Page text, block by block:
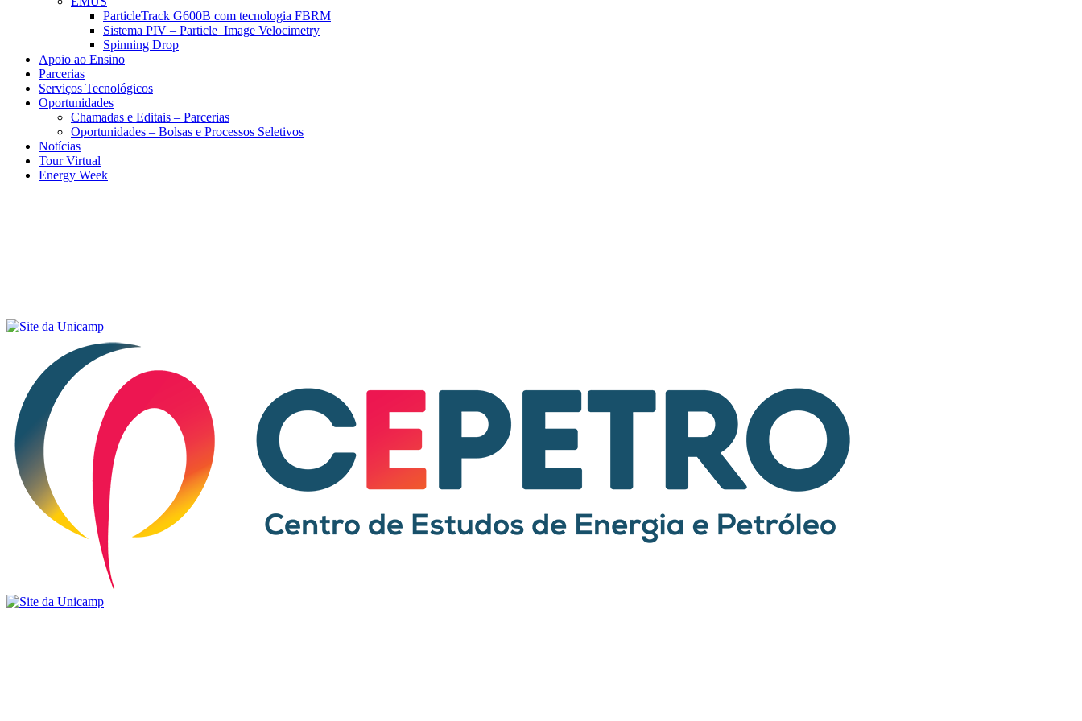
ParticleTrack G600B com tecnologia FBRM
Sistema PIV – Particle Image Velocimetry
Spinning Drop
Apoio ao Ensino
Parcerias
Serviços Tecnológicos
Oportunidades
Chamadas e Editais – Parcerias
Oportunidades – Bolsas e Processos Seletivos
Notícias
Tour Virtual
Energy Week